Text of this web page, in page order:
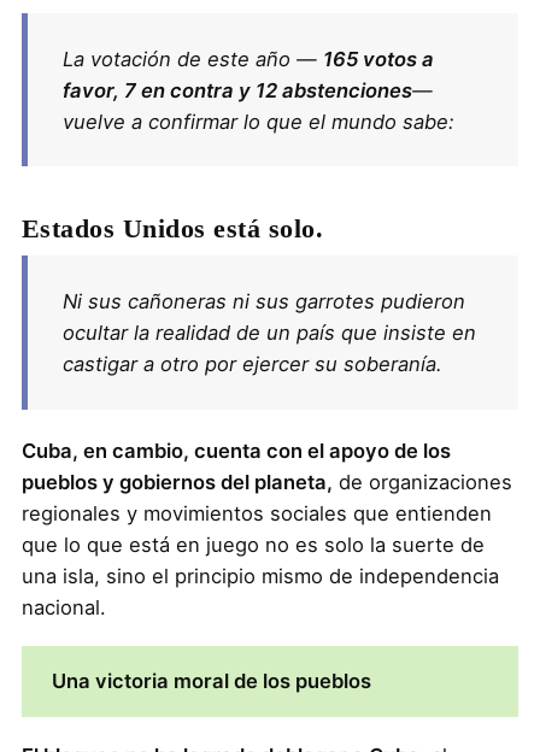
La votación de este año — 165 votos a
favor, 7 en contra y 12 abstenciones—
vuelve a confirmar lo que el mundo sabe:
Estados Unidos está solo.
Ni sus cañoneras ni sus garrotes pudieron
ocultar la realidad de un país que insiste en
castigar a otro por ejercer su soberanía.
Cuba, en cambio, cuenta con el apoyo de los
pueblos y gobiernos del planeta, de organizaciones
regionales y movimientos sociales que entienden
que lo que está en juego no es solo la suerte de
una isla, sino el principio mismo de independencia
nacional.
Una victoria moral de los pueblos